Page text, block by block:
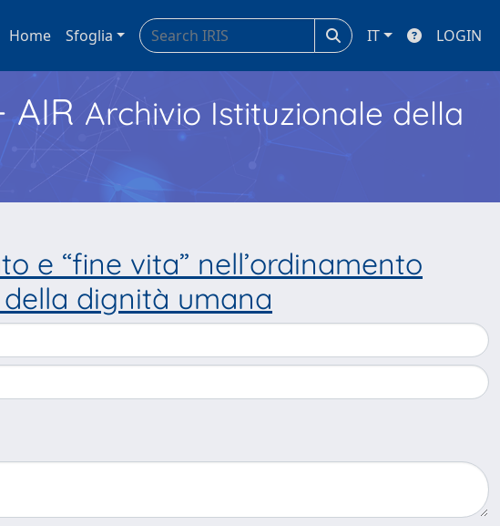
Home Sfoglia IT LOGIN
AIR Archivio Istituzionale della
e “fine vita” nell’ordinamento
dignità umana